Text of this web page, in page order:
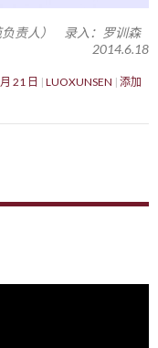
负责人） 录入：罗训森
2014.6.18
21 日 LUOXUNSEN 添加